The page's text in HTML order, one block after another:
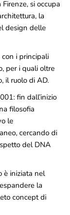
si occupa
la
design delle
i principali
per i quali oltre
il ruolo di AD.
fin dall’inizio
filosofia
le
cercando di
del DNA
è iniziata nel
la
concept di